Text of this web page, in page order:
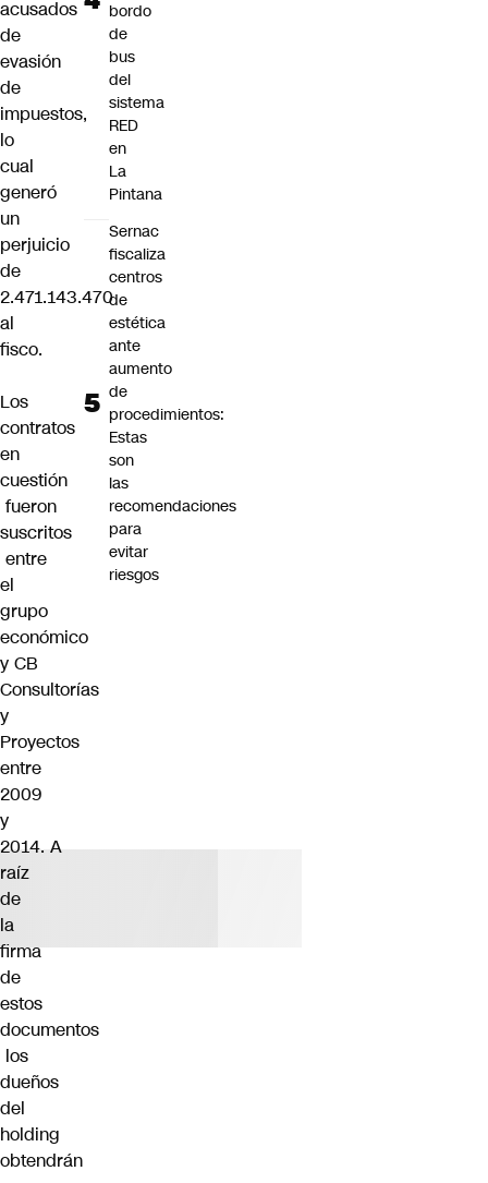
acusados
de
evasión
de
impuestos,
lo
cual
generó
un
perjuicio
de
2.471.143.470
al
fisco.
Los
contratos
en
cuestión
fueron
suscritos
entre
el
grupo
económico
y CB
Consultorías
y
Proyectos
entre
2009
y
2014. A
raíz
de
la
firma
de
estos
documentos
los
dueños
del
holding
obtendrán
bordo
de
bus
del
sistema
RED
en
La
Pintana
Sernac
fiscaliza
centros
de
estética
ante
aumento
de
procedimientos:
Estas
son
las
recomendaciones
para
evitar
riesgos